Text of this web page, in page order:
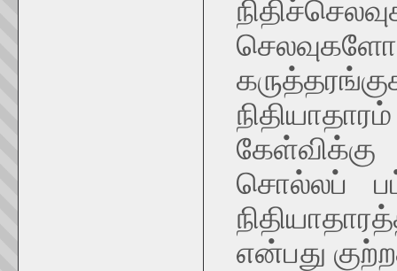
சொல்லப்
என்பது